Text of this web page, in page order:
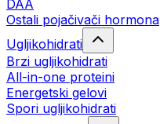
DAA
Ostali pojačivači hormona
Ugljikohidrati
Brzi ugljikohidrati
All-in-one proteini
Energetski gelovi
Spori ugljikohidrati